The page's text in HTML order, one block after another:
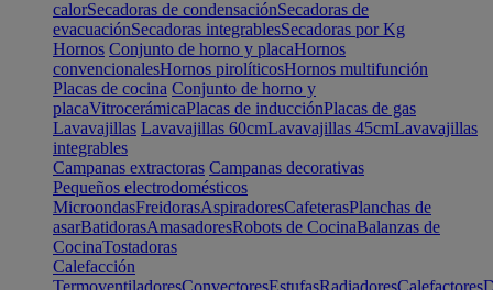
calorSecadoras de condensaciónSecadoras de
evacuaciónSecadoras integrablesSecadoras por Kg
Hornos Conjunto de horno y placaHornos
convencionalesHornos pirolíticosHornos multifunción
Placas de cocina Conjunto de horno y
placaVitrocerámicaPlacas de inducciónPlacas de gas
Lavavajillas Lavavajillas 60cmLavavajillas 45cmLavavajillas
integrables
Campanas extractoras Campanas decorativas
Pequeños electrodomésticos
MicroondasFreidorasAspiradoresCafeterasPlanchas de
asarBatidorasAmasadoresRobots de CocinaBalanzas de
CocinaTostadoras
Calefacción
TermoventiladoresConvectoresEstufasRadiadoresCalefactores